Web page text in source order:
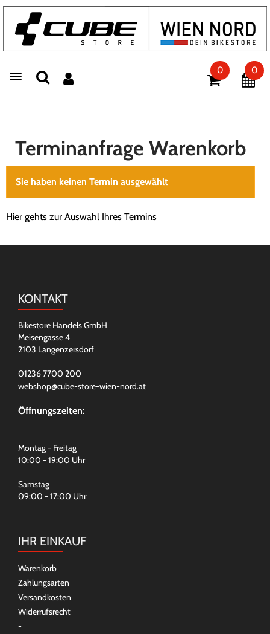
Toggle navigation
0 0
Terminanfrage Warenkorb
Sie haben keinen Termin ausgewählt
Hier gehts zur Auswahl Ihres Termins
KONTAKT
Bikestore Handels GmbH
Meisengasse 4
2103 Langenzersdorf
01236 7700 200
webshop@cube-store-wien-nord.at
Öffnungszeiten:
Montag - Freitag
10:00 - 19:00 Uhr
Samstag
09:00 - 17:00 Uhr
IHR EINKAUF
Warenkorb
Zahlungsarten
Versandkosten
Widerrufsrecht
-